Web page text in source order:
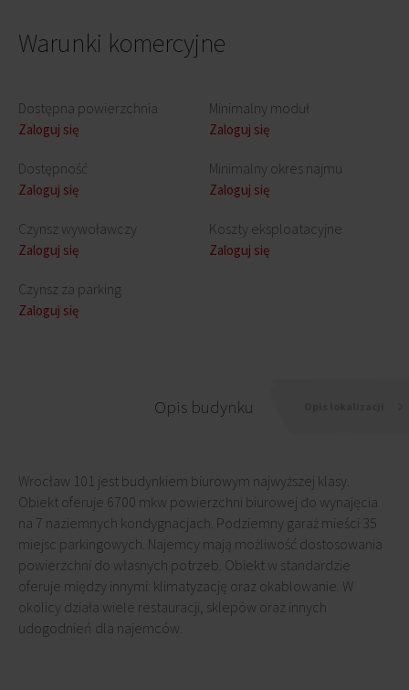
Warunki komercyjne
Dostępna powierzchnia
Zaloguj się
Dostępność
Zaloguj się
Czynsz wywoławczy
Zaloguj się
Czynsz za parking
Zaloguj się
Minimalny moduł
Zaloguj się
Minimalny okres najmu
Zaloguj się
Koszty eksploatacyjne
Zaloguj się
Opis budynku
Wrocław 101 jest budynkiem biurowym najwyższej klasy.
Obiekt oferuje 6700 mkw powierzchni biurowej do wynajęcia
na 7 naziemnych kondygnacjach. Podziemny garaż mieści 35
miejsc parkingowych. Najemcy mają możliwość dostosowania
powierzchni do własnych potrzeb. Obiekt w standardzie
oferuje między innymi: klimatyzację oraz okablowanie. W
okolicy działa wiele restauracji, sklepów oraz innych
udogodnień dla najemców.